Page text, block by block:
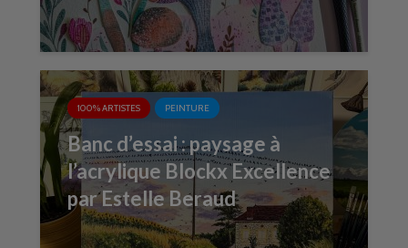
100% ARTISTES PEINTURE
Banc d’essai : paysage à
l’acrylique Blockx Excellence
par Estelle Beraud